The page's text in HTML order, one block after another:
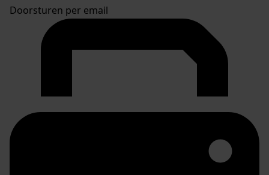
Doorsturen per email